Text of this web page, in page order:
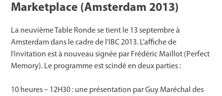
Marketplace (Amsterdam 2013)
La neuvième Table Ronde se tient le 13 septembre à
Amsterdam dans le cadre de l’IBC 2013. L’affiche de
l’invitation est à nouveau signée par Frédéric Maillot (Perfect
Memory). Le programme est scindé en deux parties :
10 heures – 12H30 : une présentation par Guy Maréchal des